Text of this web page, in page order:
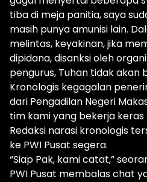
tiba di meja panitia, saya
masih punya amunisi lain.
melintas, keyakinan, jika
dipidana, disanksi oleh
pengurus, Tuhan tidak akan
Kronologis kegagalan
dari Pengadilan Negeri
tim kami yang bekerja keras
Redaksi narasi kronologis
ke PWI Pusat segera.
“Siap Pak, kami catat,”
PWI Pusat membalas chat